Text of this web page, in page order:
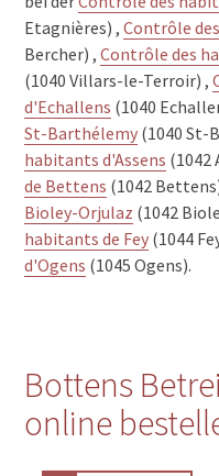
Etagnières) ,Contrôle
Bercher) ,Contrôle des
(1040 Villars-le-Terroir) ,
d'Echallens (1040
St-Barthélemy (1040 St-
habitants d'Assens (1042
de Bettens (1042
Bioley-Orjulaz (1042
habitants de Fey (1044
d'Ogens (1045 Ogens).
Bottens
online